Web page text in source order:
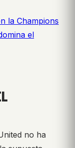
la Champions
el
no ha